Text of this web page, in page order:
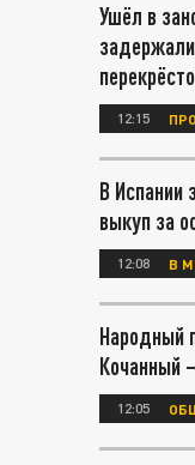
Ушёл в
12:15
В Испании
выкуп за
12:08 В
Народный
Кочанный
12:05